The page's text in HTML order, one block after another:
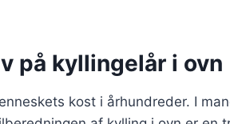
på kyllingelår i ovn
kost i århundreder. I